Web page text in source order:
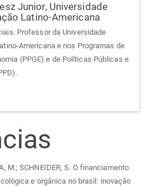
Junior, Universidade
Latino-Americana
Professor da Universidade
Americana e nos Programas de
(PPGE) e de Políticas Públicas e
M.; SCHNEIDER, S. O financiamento
e orgânica no brasil: inovação